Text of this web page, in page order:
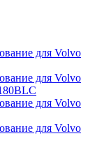
для Volvo
для Volvo
для Volvo
для Volvo